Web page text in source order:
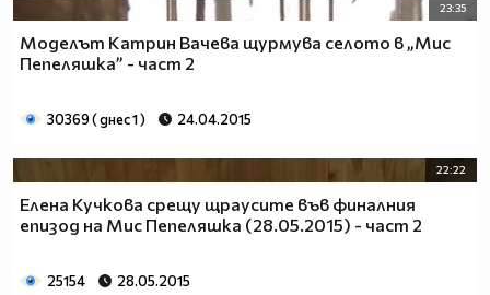
23:35
Моделът Катрин Вачева щурмува селото в „Мис
Пепеляшка” - част 2
30369 ( днес 1 ) 24.04.2015
22:22
Елена Кучкова срещу щраусите във финалния
епизод на Мис Пепеляшка (28.05.2015) - част 2
25154 28.05.2015